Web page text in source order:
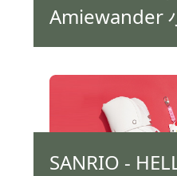
Amiewander
SANRIO -